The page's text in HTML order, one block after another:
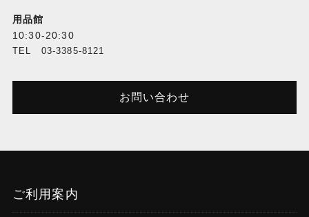
用品館
10:30-20:30
TEL 03-3385-8121
お問い合わせ
ご利用案内